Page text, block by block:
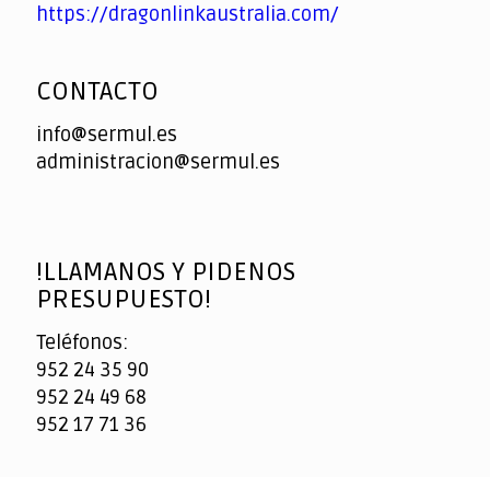
https://dragonlinkaustralia.com/
CONTACTO
info@sermul.es
administracion@sermul.es
!LLAMANOS Y PIDENOS
PRESUPUESTO!
Teléfonos:
952 24 35 90
952 24 49 68
952 17 71 36